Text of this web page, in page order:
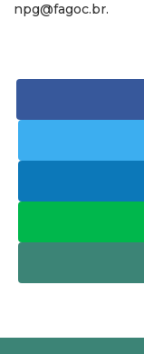
npg@fagoc.br.